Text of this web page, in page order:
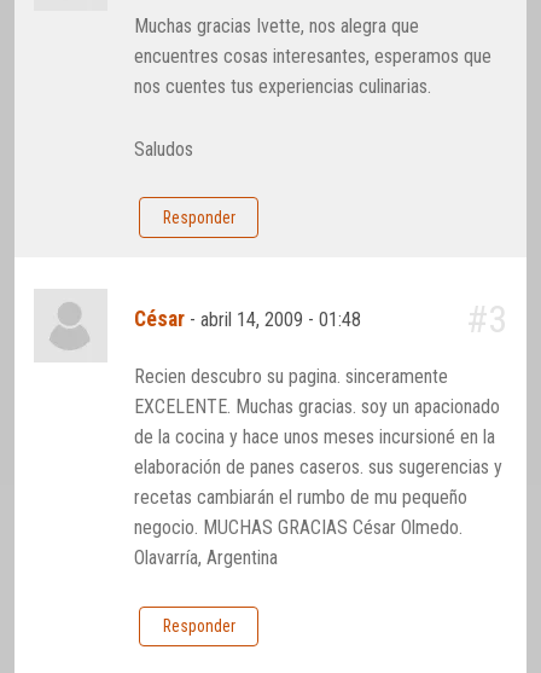
Muchas gracias Ivette, nos alegra que
encuentres cosas interesantes, esperamos que
nos cuentes tus experiencias culinarias.
Saludos
Responder
César -abril 14, 2009 - 01:48 #3
Recien descubro su pagina. sinceramente
EXCELENTE. Muchas gracias. soy un apacionado
de la cocina y hace unos meses incursioné en la
elaboración de panes caseros. sus sugerencias y
recetas cambiarán el rumbo de mu pequeño
negocio. MUCHAS GRACIAS César Olmedo.
Olavarría, Argentina
Responder